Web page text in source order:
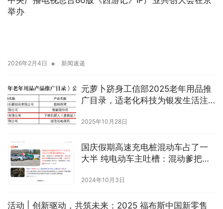
举办
2026年2月4日 • 新闻速递
元萝卜跻身工信部2025老年用品推
广目录，适老化科技为银发生活注
2025年10月28日
国庆假期高速充电桩混动车占了一
大半 纯电动车主吐槽：混动爹把快
2024年10月3日
活动 | 创新驱动，共筑未来：2025 福布斯中国新零售